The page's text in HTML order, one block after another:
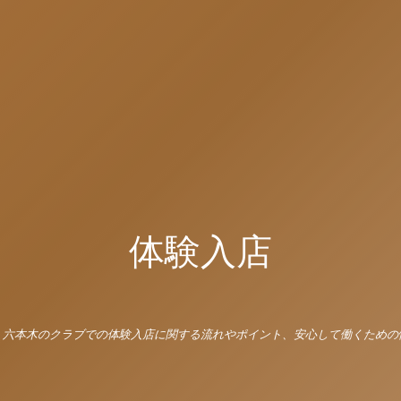
体験入店
六本木のクラブでの体験入店に関する流れやポイント、安心して働くための